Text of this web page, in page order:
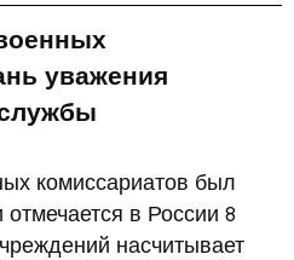
уважения
комиссариатов был
в России 8
насчитывает